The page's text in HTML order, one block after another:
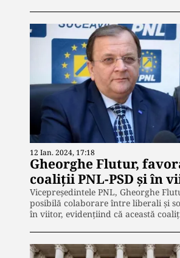
12 Ian. 2024, 17:18
Gheorghe Flutur,
coaliții PNL-PSD și în
Vicepreședintele PNL, Gheorghe
posibilă colaborare între liberali și
în viitor, evidențiind că această